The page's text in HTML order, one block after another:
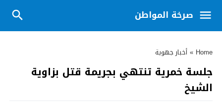
صرخة المواطن
Home
» أخبار جهوية
جلسة خمرية تنتهي بجريمة قتل بزاوية
الشيخ